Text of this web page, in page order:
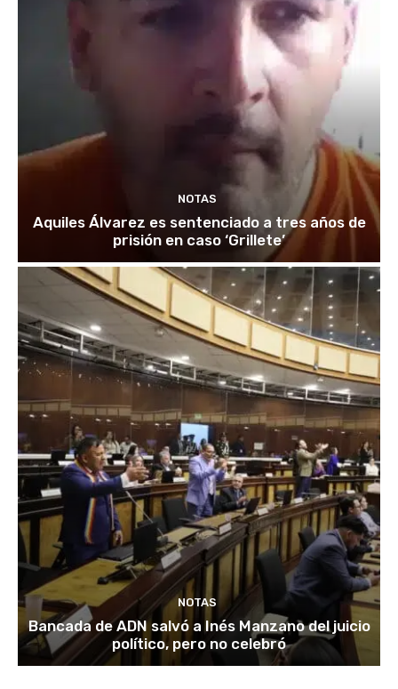
NOTAS
Aquiles Álvarez es sentenciado a tres años de
prisión en caso ‘Grillete’
NOTAS
Bancada de ADN salvó a Inés Manzano del juicio
político, pero no celebró